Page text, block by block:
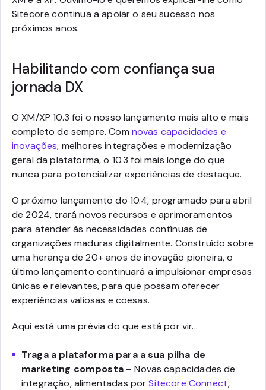
Sitecore continua a apoiar o seu sucesso nos
próximos anos.
Habilitando com confiança sua
jornada DX
O XM/XP 10.3 foi o nosso lançamento mais alto e mais
completo de sempre. Com novas capacidades e
inovações, melhores integrações e modernização
geral da plataforma, o 10.3 foi mais longe do que
nunca para potencializar experiências de destaque.
O próximo lançamento do 10.4, programado para abril
de 2024, trará novos recursos e aprimoramentos
para atender às necessidades contínuas de
organizações maduras digitalmente. Construído sobre
uma herança de 20+ anos de inovação pioneira, o
último lançamento continuará a impulsionar empresas
únicas e relevantes, para que possam oferecer
experiências valiosas e coesas.
Aqui está uma prévia do que está por vir...
Traga a plataforma para a sua pilha de
marketing composta– Novas capacidades de
integração, alimentadas porSitecore Connect,